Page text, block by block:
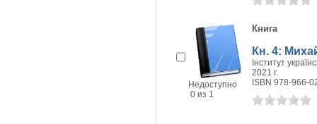
Недоступно
0 из 1
Книга
Кн. 4:
Інститут
2021 г.
ISBN 978-966-